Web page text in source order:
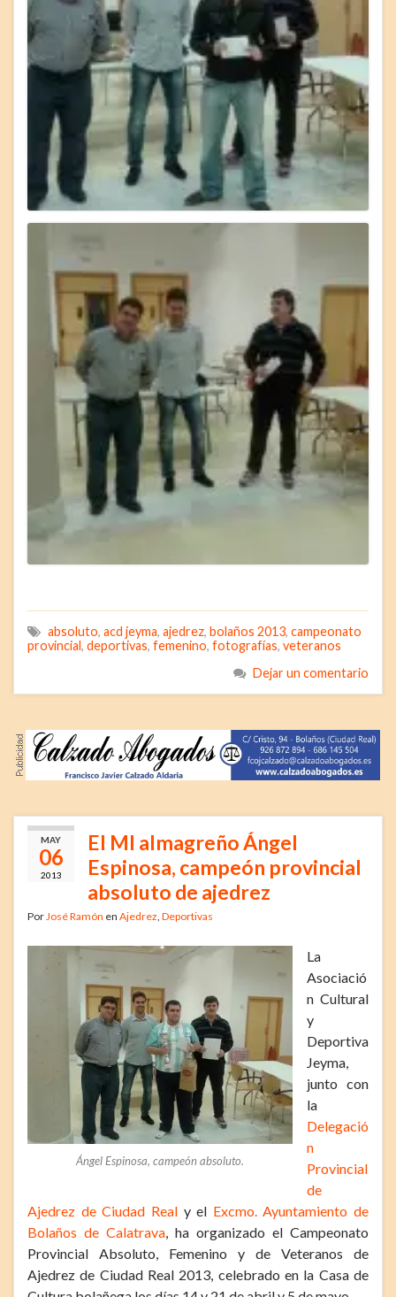
absoluto, acd jeyma, ajedrez, bolaños 2013, campeonato
provincial, deportivas, femenino, fotografías, veteranos
Dejar un comentario
MAY
06
2013
El MI almagreño Ángel
Espinosa, campeón provincial
absoluto de ajedrez
PorJosé Ramón en Ajedrez, Deportivas
Ángel Espinosa, campeón absoluto.
La
Asociació
n Cultural
y
Deportiva
Jeyma,
junto con
la
Delegació
n
Provincial
de
Ajedrez de Ciudad Realy el Excmo. Ayuntamiento de
Bolaños de Calatrava, ha organizado el Campeonato
Provincial Absoluto, Femenino y de Veteranos de
Ajedrez de Ciudad Real 2013, celebrado en la Casa de